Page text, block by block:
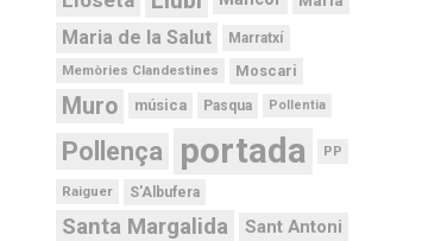
Maria de la Salut
Marratxí
Memòries Clandestines
Moscari
Muro música Pasqua Pollentia
Pollença portada PP
Raiguer S'Albufera
Santa Margalida Sant Antoni